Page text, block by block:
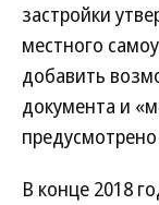
застройки
местного
добавить
документа и
В конце 2018